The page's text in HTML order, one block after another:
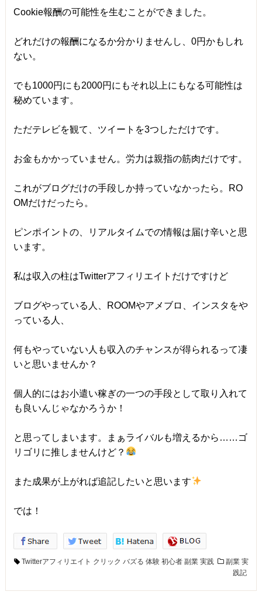
Cookie報酬の可能性を生むことができました。
どれだけの報酬になるか分かりませんし、0円かもしれ
ない。
でも1000円にも2000円にもそれ以上にもなる可能性は
秘めています。
ただテレビを観て、ツイートを3つしただけです。
お金もかかっていません。労力は親指の筋肉だけです。
これがブログだけの手段しか持っていなかったら。RO
OMだけだったら。
ピンポイントの、リアルタイムでの情報は届け辛いと思
います。
私は収入の柱はTwitterアフィリエイトだけですけど
ブログやっている人、ROOMやアメブロ、インスタをや
っている人、
何もやっていない人も収入のチャンスが得られるって凄
いと思いませんか？
個人的にはお小遣い稼ぎの一つの手段として取り入れて
も良いんじゃなかろうか！
と思ってしまいます。まぁライバルも増えるから……ゴ
リゴリに推しませんけど？
また成果が上がれば追記したいと思います
では！
Twitterアフィリエイト クリック バズる 体験 初心者 副業 実践 副業 実
践記